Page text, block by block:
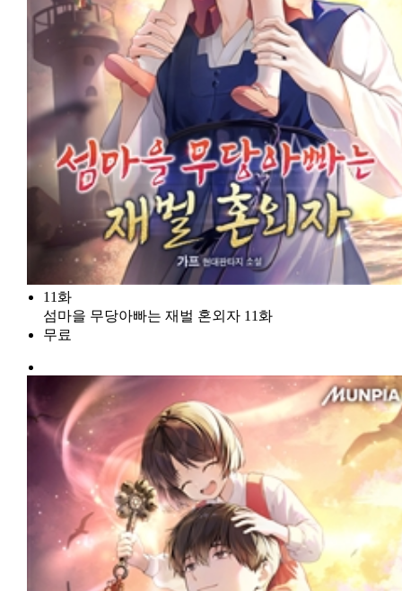
11화
섬마을 무당아빠는 재벌 혼외자 11화
무료